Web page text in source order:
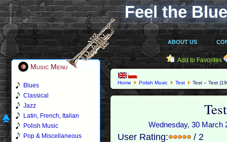
Feel the
ABOUT US
Music Menu
Blues
Classical
Jazz
Latin, French, Italian
Polish Music
Pop & Miscellaneous
Add to Favorites
Home Polish Music Test Test – Test
Wednesday, 30 March
User Rating:
/ 2